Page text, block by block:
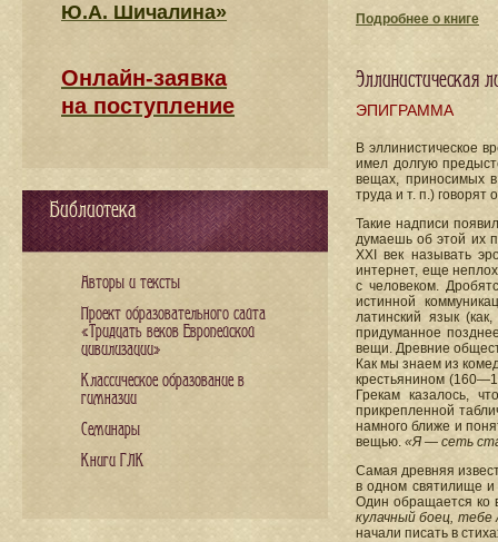
Подробнее о книге
Эллинистическая
ЭПИГРАММА
В эллинистическое
имел долгую
вещах, приносимых
труда и т. п.) говорят
Такие надписи
думаешь об этой их
XXI век называть
интернет, еще
с человеком.
истинной
латинский язык
придуманное
вещи. Древние
Как мы знаем из
крестьянином
Грекам казалось,
прикрепленной
намного ближе и
вещью. «Я — сеть
Самая древняя
в одном святилище
Один обращается ко
кулачный боец,
начали писать в
Ю.А. Шичалина»
Онлайн-заявка
на поступление
Библиотека
Авторы и тексты
Проект образовательного сайта
«Тридцать веков Европейской
цивилизации»
Классическое образование в
гимназии
Семинары
Книги ГЛК